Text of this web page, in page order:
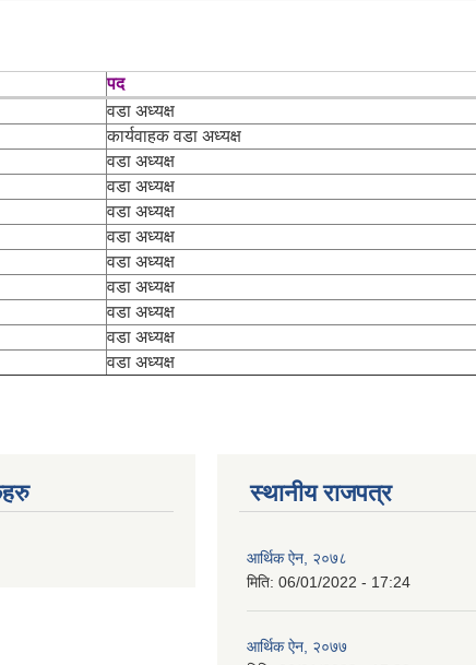
पद
वडा अध्यक्ष
कार्यवाहक वडा अध्यक्ष
वडा अध्यक्ष
वडा अध्यक्ष
वडा अध्यक्ष
वडा अध्यक्ष
वडा अध्यक्ष
वडा अध्यक्ष
वडा अध्यक्ष
वडा अध्यक्ष
वडा अध्यक्ष
स्थानीय राजपत्र
आर्थिक ऐन, २०७८
मिति: 06/01/2022 - 17:24
आर्थिक ऐन, २०७७